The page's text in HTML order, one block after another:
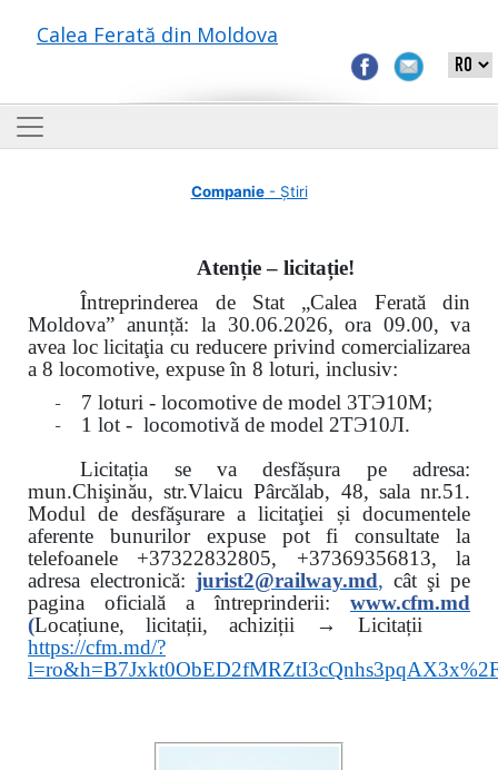
Calea Ferată din Moldova
Companie- Știri
Atenție – licitație!
Întreprinderea de Stat „Calea Ferată din
Moldova” anunță: la 30.06.2026, ora 09.00, va
avea loc licitaţia cu reducere privind comercializarea
a 8 locomotive, expuse în 8 loturi, inclusiv:
- 7 loturi - locomotive de model 3ТЭ10М;
- 1 lot - locomotivă de model 2ТЭ10Л.
Licitația se va desfășura pe adresa:
mun.Chişinău, str.Vlaicu Pârcălab, 48, sala nr.51.
Modul de desfăşurare a licitaţiei și documentele
aferente bunurilor expuse pot fi consultate la
telefoanele +37322832805, +37369356813, la
adresa electronică: jurist2@railway.md, cât şi pe
pagina oficială a întreprinderii:
www.cfm.md
(Locațiune, licitații, achiziții → Licitații
https://cfm.md/?